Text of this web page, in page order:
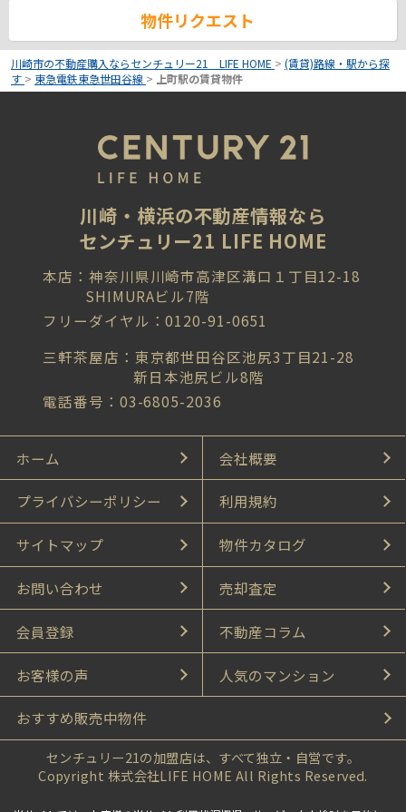
物件リクエスト
川崎市の不動産購入ならセンチュリー21 LIFE HOME > (賃貸)路線・駅から探
す > 東急電鉄東急世田谷線 > 上町駅の賃貸物件
川崎・横浜の不動産情報なら
センチュリー21 LIFE HOME
本店：神奈川県川崎市高津区溝口１丁目12-18
SHIMURAビル7階
フリーダイヤル：0120-91-0651
三軒茶屋店：東京都世田谷区池尻3丁目21-28
新日本池尻ビル8階
電話番号：03-6805-2036
ホーム 会社概要
プライバシーポリシー 利用規約
サイトマップ 物件カタログ
お問い合わせ 売却査定
会員登録 不動産コラム
お客様の声 人気のマンション
おすすめ販売中物件
センチュリー21の加盟店は、すべて独立・自営です。
Copyright 株式会社LIFE HOME All Rights Reserved.